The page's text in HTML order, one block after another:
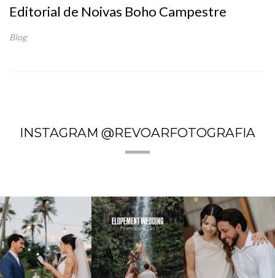
Editorial de Noivas Boho Campestre
Blog
INSTAGRAM @REVOARFOTOGRAFIA